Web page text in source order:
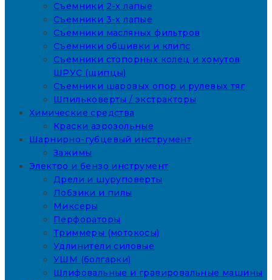
Съемники 2-х лапые
Съемники 3-х лапые
Съемники масляных фильтров
Съемники обшивки и клипс
Съемники стопорных колец и хомутов
ШРУС (щипцы)
Съемники шаровых опор и рулевых тяг
Шпильковерты / экстракторы
Химические средства
Краски аэрозольные
Шарнирно-губцевый инструмент
Зажимы
Электро и бензо инструмент
Дрели и шуруповерты
Лобзики и пилы
Миксеры
Перфораторы
Триммеры (мотокосы)
Удлинители силовые
УШМ (болгарки)
Шлифовальные и гравировальные машины